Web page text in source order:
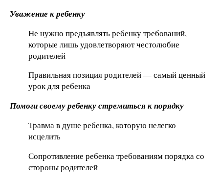
Уважение к ребенку
Не нужно предъявлять ребенку требований,
которые лишь удовлетворяют честолюбие
родителей
Правильная позиция родителей — самый ценный
урок для ребенка
Помоги своему ребенку стремиться к порядку
Травма в душе ребенка, которую нелегко
исцелить
Сопротивление ребенка требованиям порядка со
стороны родителей